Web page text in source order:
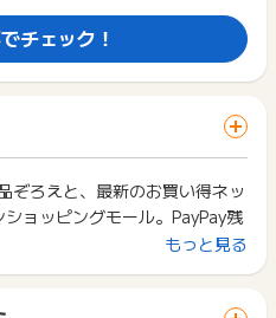
のポイントに関するお問合せ
、獲得予定ポイントに表示され
があります。予めご了承くだ
日より1〜3ヶ月程度かかりま
時期が異なるため最長で6ヶ
了承下さいませ。）
は対応いたしかねますので、
トを表示するアプリのこと
チェック！
ぞろえと、最新のお買い得ネッ
ョッピングモール。PayPay残
もっと見る